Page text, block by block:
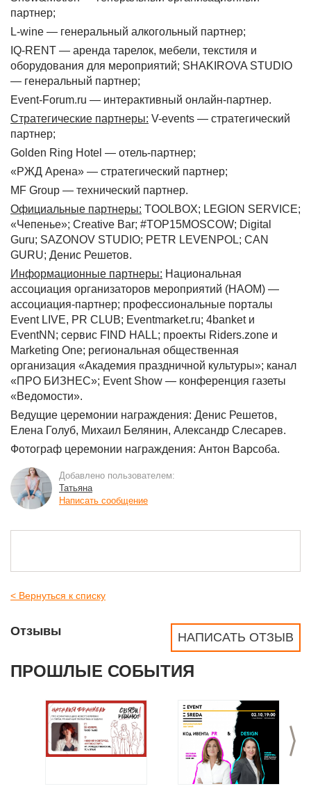
партнер;
L-wine — генеральный алкогольный партнер;
IQ-RENT — аренда тарелок, мебели, текстиля и
оборудования для мероприятий; SHAKIROVA STUDIO
— генеральный партнер;
Event-Forum.ru — интерактивный онлайн-партнер.
Стратегические партнеры: V-events — стратегический
партнер;
Golden Ring Hotel — отель-партнер;
«РЖД Арена» — стратегический партнер;
MF Group — технический партнер.
Официальные партнеры: TOOLBOX; LEGION SERVICE;
«Чепенье»; Creative Bar; #TOP15MOSCOW; Digital
Guru; SAZONOV STUDIO; PETR LEVENPOL; CAN
GURU; Денис Решетов.
Информационные партнеры: Национальная
ассоциация организаторов мероприятий (НАОМ) —
ассоциация-партнер; профессиональные порталы
Event LIVE, PR CLUB; Eventmarket.ru; 4banket и
EventNN; сервис FIND HALL; проекты Riders.zone и
Marketing One; региональная общественная
организация «Академия праздничной культуры»; канал
«ПРО БИЗНЕС»; Event Show — конференция газеты
«Ведомости».
Ведущие церемонии награждения: Денис Решетов,
Елена Голуб, Михаил Белянин, Александр Слесарев.
Фотограф церемонии награждения: Антон Варсоба.
Добавлено пользователем:
Татьяна
Написать сообщение
< Вернуться к списку
НАПИСАТЬ ОТЗЫВ
Отзывы
ПРОШЛЫЕ СОБЫТИЯ
>